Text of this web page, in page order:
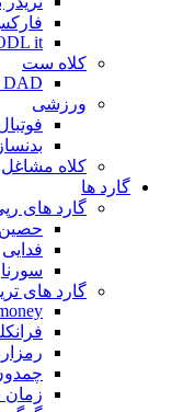
it
کلاه ست
DAD
ورزشی
کلاه مشاغل
گارد ها
گارد های
حصین
فدایی
سورنا
گارد های